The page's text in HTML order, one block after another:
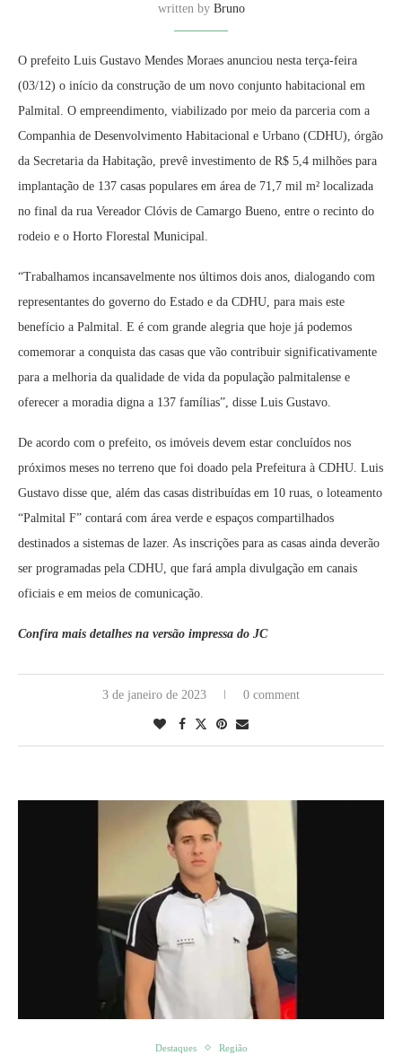
written by Bruno
O prefeito Luis Gustavo Mendes Moraes anunciou nesta terça-feira
(03/12) o início da construção de um novo conjunto habitacional em
Palmital. O empreendimento, viabilizado por meio da parceria com a
Companhia de Desenvolvimento Habitacional e Urbano (CDHU), órgão
da Secretaria da Habitação, prevê investimento de R$ 5,4 milhões para
implantação de 137 casas populares em área de 71,7 mil m² localizada
no final da rua Vereador Clóvis de Camargo Bueno, entre o recinto do
rodeio e o Horto Florestal Municipal.
“Trabalhamos incansavelmente nos últimos dois anos, dialogando com
representantes do governo do Estado e da CDHU, para mais este
benefício a Palmital. E é com grande alegria que hoje já podemos
comemorar a conquista das casas que vão contribuir significativamente
para a melhoria da qualidade de vida da população palmitalense e
oferecer a moradia digna a 137 famílias”, disse Luis Gustavo.
De acordo com o prefeito, os imóveis devem estar concluídos nos
próximos meses no terreno que foi doado pela Prefeitura à CDHU. Luis
Gustavo disse que, além das casas distribuídas em 10 ruas, o loteamento
“Palmital F” contará com área verde e espaços compartilhados
destinados a sistemas de lazer. As inscrições para as casas ainda deverão
ser programadas pela CDHU, que fará ampla divulgação em canais
oficiais e em meios de comunicação.
Confira mais detalhes na versão impressa do JC
3 de janeiro de 2023 0 comment
Destaques Região